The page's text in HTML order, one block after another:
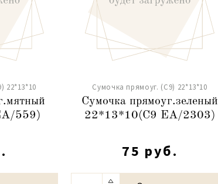
22*13*10
559)
Сумочка прямоуг. (С9) 22*13*10
Сумочка прямоуг.зеленый
22*13*10(С9 ЕА/2303)
75 руб.